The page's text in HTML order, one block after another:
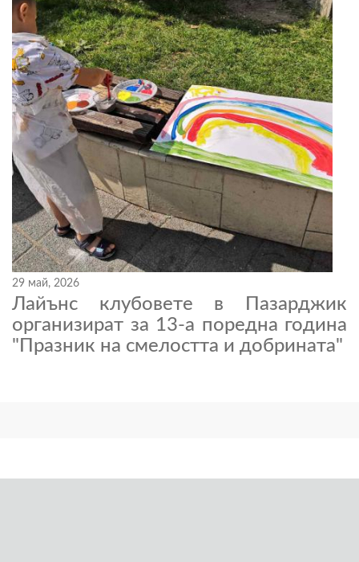
29 май, 2026
Лайънс клубовете в Пазарджик
организират за 13-а поредна година
"Празник на смелостта и добрината"